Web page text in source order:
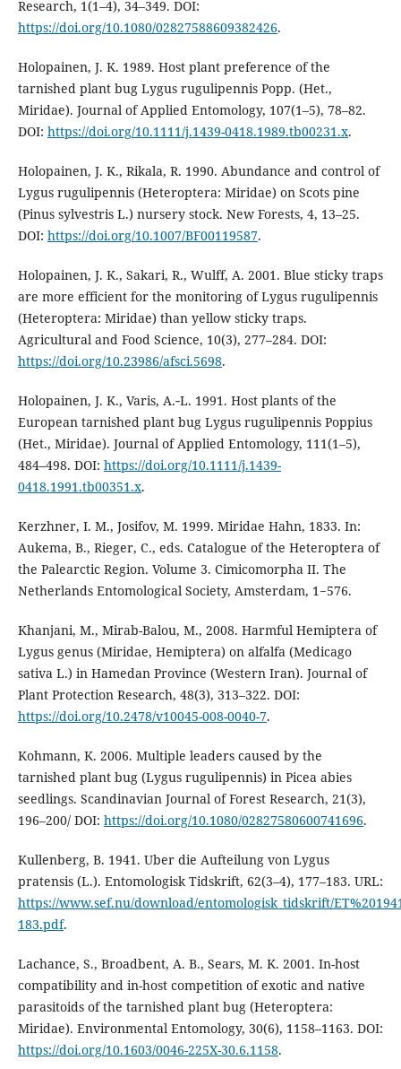
Research, 1(1–4), 34–349. DOI:
https://doi.org/10.1080/02827588609382426.
Holopainen, J. K. 1989. Host plant preference of the
tarnished plant bug Lygus rugulipennis Popp. (Het.,
Miridae). Journal of Applied Entomology, 107(1–5), 78–82.
DOI: https://doi.org/10.1111/j.1439-0418.1989.tb00231.x.
Holopainen, J. K., Rikala, R. 1990. Abundance and control of
Lygus rugulipennis (Heteroptera: Miridae) on Scots pine
(Pinus sylvestris L.) nursery stock. New Forests, 4, 13–25.
DOI: https://doi.org/10.1007/BF00119587.
Holopainen, J. K., Sakari, R., Wulff, A. 2001. Blue sticky traps
are more efficient for the monitoring of Lygus rugulipennis
(Heteroptera: Miridae) than yellow sticky traps.
Agricultural and Food Science, 10(3), 277–284. DOI:
https://doi.org/10.23986/afsci.5698.
Holopainen, J. K., Varis, A.‐L. 1991. Host plants of the
European tarnished plant bug Lygus rugulipennis Poppius
(Het., Miridae). Journal of Applied Entomology, 111(1–5),
484–498. DOI: https://doi.org/10.1111/j.1439-
0418.1991.tb00351.x.
Kerzhner, I. M., Josifov, M. 1999. Miridae Hahn, 1833. In:
Aukema, B., Rieger, C., eds. Catalogue of the Heteroptera of
the Palearctic Region. Volume 3. Cimicomorpha II. The
Netherlands Entomological Society, Amsterdam, 1−576.
Khanjani, M., Mirab-Balou, M., 2008. Harmful Hemiptera of
Lygus genus (Miridae, Hemiptera) on alfalfa (Medicago
sativa L.) in Hamedan Province (Western Iran). Journal of
Plant Protection Research, 48(3), 313–322. DOI:
https://doi.org/10.2478/v10045-008-0040-7.
Kohmann, K. 2006. Multiple leaders caused by the
tarnished plant bug (Lygus rugulipennis) in Picea abies
seedlings. Scandinavian Journal of Forest Research, 21(3),
196–200/ DOI: https://doi.org/10.1080/02827580600741696.
Kullenberg, B. 1941. Uber die Aufteilung von Lygus
pratensis (L.). Entomologisk Tidskrift, 62(3–4), 177–183. URL:
https://www.sef.nu/download/entomologisk_tidskrift/
183.pdf.
Lachance, S., Broadbent, A. B., Sears, M. K. 2001. In-host
compatibility and in-host competition of exotic and native
parasitoids of the tarnished plant bug (Heteroptera:
Miridae). Environmental Entomology, 30(6), 1158–1163. DOI:
https://doi.org/10.1603/0046-225X-30.6.1158.